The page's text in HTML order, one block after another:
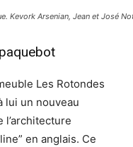
Kevork Arsenian, Jean et José
Les Rotondes
lui un nouveau
l’architecture
en anglais. Ce